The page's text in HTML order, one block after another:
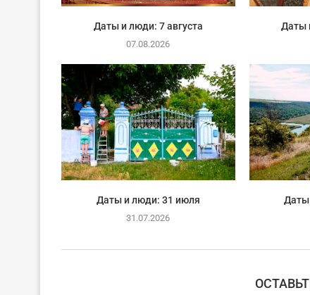
Даты и люди: 7 августа
07.08.2026
Даты
Даты и люди: 31 июля
31.07.2026
Даты